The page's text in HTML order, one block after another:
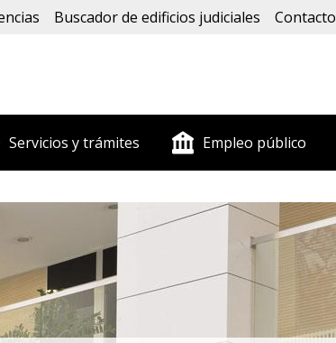
Buscador de edificios judiciales Contacto
Servicios y trámites Empleo público